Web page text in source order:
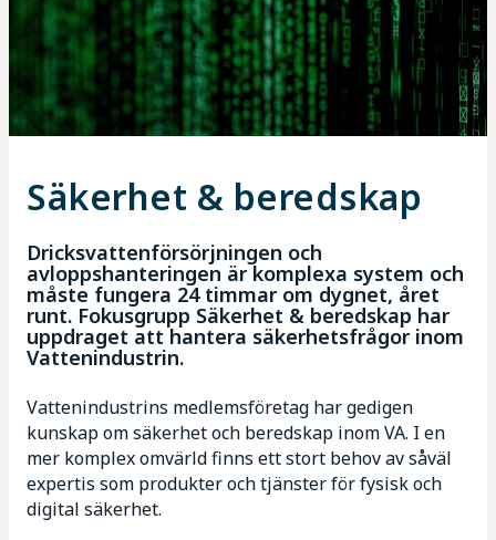
Om Vattenindustrin
Organisation
Medlemskap
Mötesplatser
Kunskapsbank
Säkerhet & beredskap
Dricksvattenförsörjningen och
avloppshanteringen är komplexa system och
måste fungera 24 timmar om dygnet, året
runt. Fokusgrupp Säkerhet & beredskap har
uppdraget att hantera säkerhetsfrågor inom
Vattenindustrin.
Vattenindustrins medlemsföretag har gedigen
kunskap om säkerhet och beredskap inom VA. I en
mer komplex omvärld finns ett stort behov av såväl
expertis som produkter och tjänster för fysisk och
digital säkerhet.